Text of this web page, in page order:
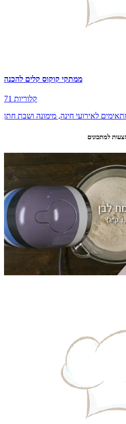
ממתקי קוקוס קלים להכנה
71 קלוריות
לאירועי חינה, מימונה ושבת חתן
למתכונים